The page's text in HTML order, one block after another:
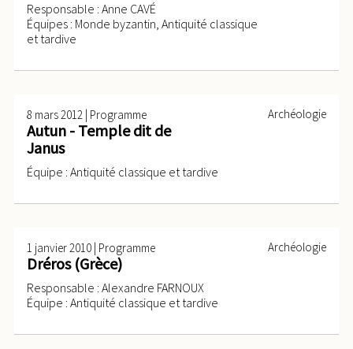
Responsable : Anne CAVÉ
Équipes : Monde byzantin, Antiquité classique
et tardive
8 mars 2012 | Programme
Autun - Temple dit de
Janus
Équipe : Antiquité classique et tardive
Archéologie
1 janvier 2010 | Programme
Dréros (Grèce)
Responsable : Alexandre FARNOUX
Équipe : Antiquité classique et tardive
Archéologie